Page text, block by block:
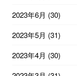
2023年6月 (30)
2023年5月 (31)
2023年4月 (30)